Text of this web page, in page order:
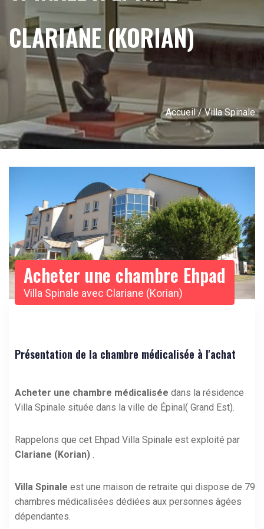
CLARIANE (KORIAN)
Accueil/ Villa Spinale
Acheter une chambre Ehpad
Villa Spinale avec Clariane (Korian)
Présentation de la chambre médicalisée à l'achat
Acheter une chambre médicalisée dans la résidence
Villa Spinale située dans la ville de Épinal( Grand Est).
Rappelons que cet Ehpad Villa Spinale est exploité par
Clariane (Korian)
Villa Spinale est une maison de retraite qui dispose de 79
chambres médicalisées dédiées aux personnes âgées
dépendantes.